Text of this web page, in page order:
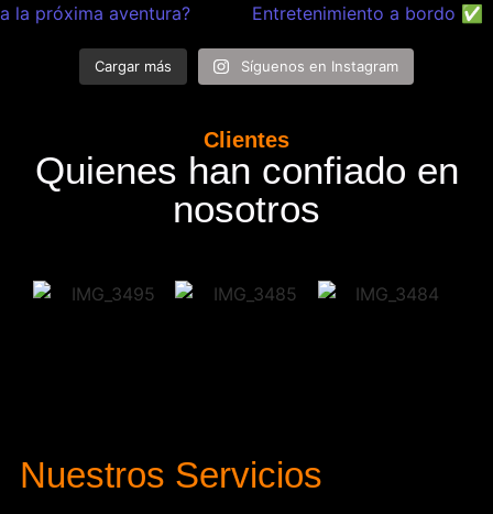
Cargar más Síguenos en Instagram
Clientes
Quienes han confiado en
nosotros
Nuestros Servicios